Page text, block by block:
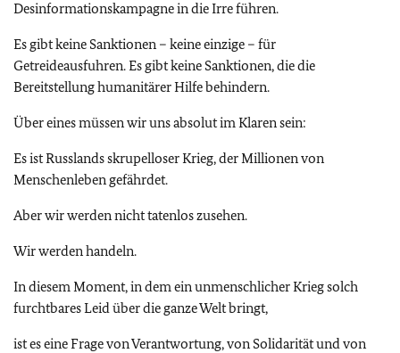
Desinformationskampagne in die Irre führen.
Es gibt keine Sanktionen – keine einzige – für
Getreideausfuhren. Es gibt keine Sanktionen, die die
Bereitstellung humanitärer Hilfe behindern.
Über eines müssen wir uns absolut im Klaren sein:
Es ist Russlands skrupelloser Krieg, der Millionen von
Menschenleben gefährdet.
Aber wir werden nicht tatenlos zusehen.
Wir werden handeln.
In diesem Moment, in dem ein unmenschlicher Krieg solch
furchtbares Leid über die ganze Welt bringt,
ist es eine Frage von Verantwortung, von Solidarität und von